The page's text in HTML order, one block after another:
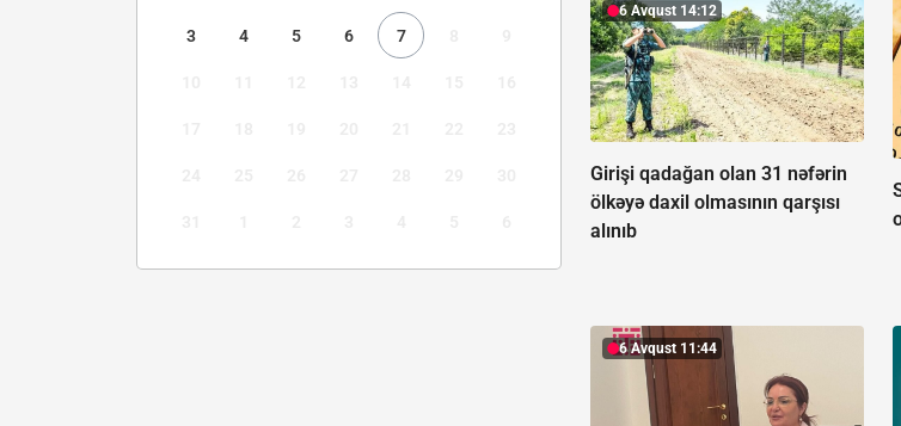
3 4 5 6 7
6 Avqust 14:12
Girişi qadağan olan 31 nəfərin
ölkəyə daxil olmasının qarşısı
alınıb
6 Avqust 11:44